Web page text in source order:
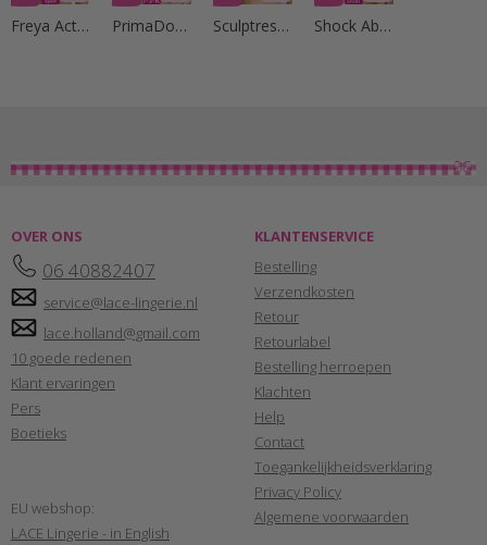
Freya Active PrimaDonna Lingerie Sculptresse by Panache Shock Absorber
OVER ONS
06 40882407
service@lace-lingerie.nl
lace.holland@gmail.com
10 goede redenen
Klant ervaringen
Pers
Boetieks
EU webshop:
LACE Lingerie - in English
KLANTENSERVICE
Bestelling
Verzendkosten
Retour
Retourlabel
Bestelling herroepen
Klachten
Help
Contact
Toegankelijkheidsverklaring
Privacy Policy
Algemene voorwaarden